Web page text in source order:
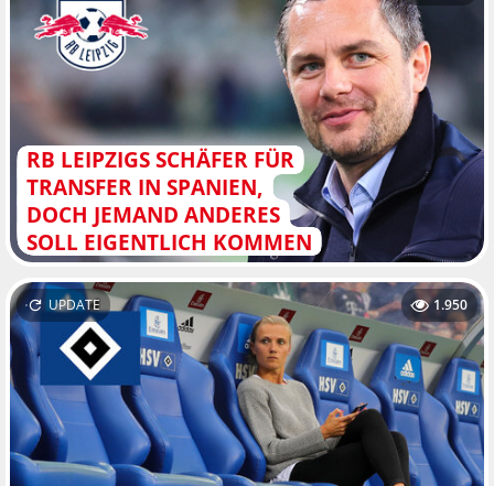
RB LEIPZIGS SCHÄFER FÜR
TRANSFER IN SPANIEN,
DOCH JEMAND ANDERES
SOLL EIGENTLICH KOMMEN
UPDATE 1.950